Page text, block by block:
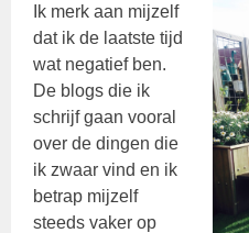
Ik merk aan mijzelf
dat ik de laatste tijd
wat negatief ben.
De blogs die ik
schrijf gaan vooral
over de dingen die
ik zwaar vind en ik
betrap mijzelf
steeds vaker op